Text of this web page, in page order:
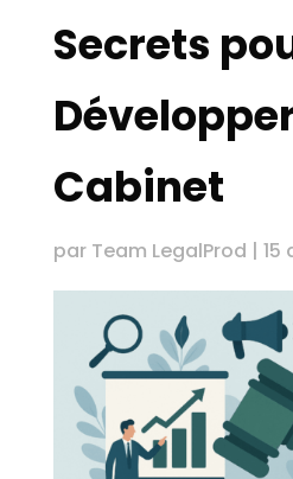
Secrets
Cabinet
par Team LegalProd | 15